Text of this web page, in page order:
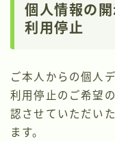
個人情報の開
利用停止
ご本人からの個人
利用停止のご希望
認させていただい
ます。